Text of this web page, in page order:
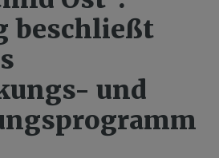
beschließt
und